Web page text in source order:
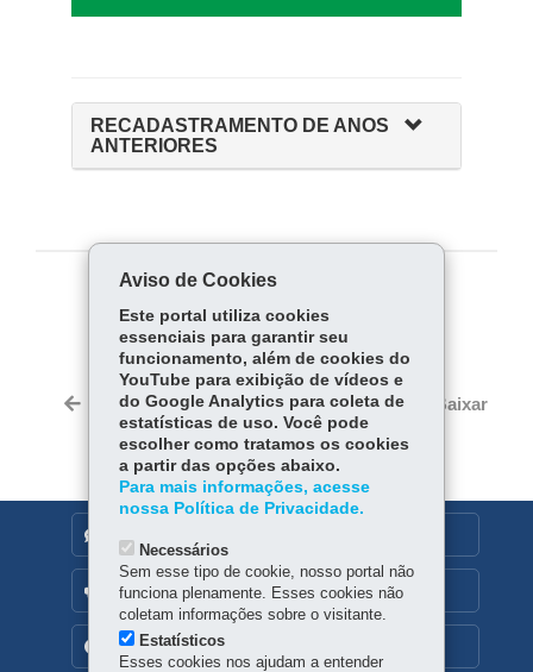
RECADASTRAMENTO DE ANOS
ANTERIORES
Fa
ce
bo
ok
Tw
itt
er
ha
ts
Ap
p
Voltar Início Imprimir Baixar
OUVIDORIA
TRANSPARÊNCIA INSTITUCIONAL
Aviso de Cookies
Este portal utiliza cookies
essenciais para garantir seu
funcionamento, além de cookies do
YouTube para exibição de vídeos e
do Google Analytics para coleta de
estatísticas de uso. Você pode
escolher como tratamos os cookies
a partir das opções abaixo.
Para mais informações, acesse
nossa Política de Privacidade.
Necessários
Sem esse tipo de cookie, nosso portal não
funciona plenamente. Esses cookies não
coletam informações sobre o visitante.
Estatísticos
Esses cookies nos ajudam a entender